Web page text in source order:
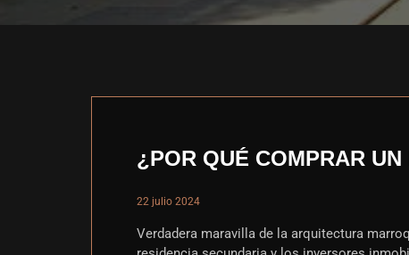
¿POR QUÉ COMPRAR
22 julio 2024
Verdadera maravilla de la arquitectura